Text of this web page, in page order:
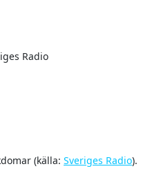
Radio
(källa: Sveriges Radio).